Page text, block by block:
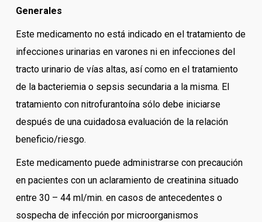
Generales
Este medicamento no está indicado en el tratamiento de
infecciones urinarias en varones ni en infecciones del
tracto urinario de vías altas, así como en el tratamiento
de la bacteriemia o sepsis secundaria a la misma. El
tratamiento con nitrofurantoína sólo debe iniciarse
después de una cuidadosa evaluación de la relación
beneficio/riesgo.
Este medicamento puede administrarse con precaución
en pacientes con un aclaramiento de creatinina situado
entre 30 – 44 ml/min. en casos de antecedentes o
sospecha de infección por microorganismos